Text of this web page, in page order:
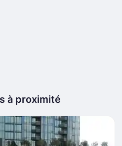
à proximité